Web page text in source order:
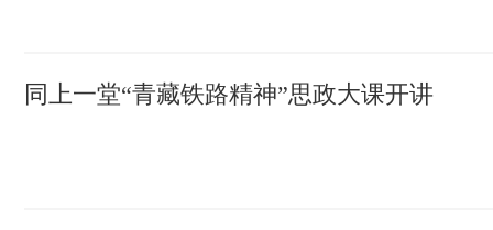
同上一堂“青藏铁路精神”思政大课开讲